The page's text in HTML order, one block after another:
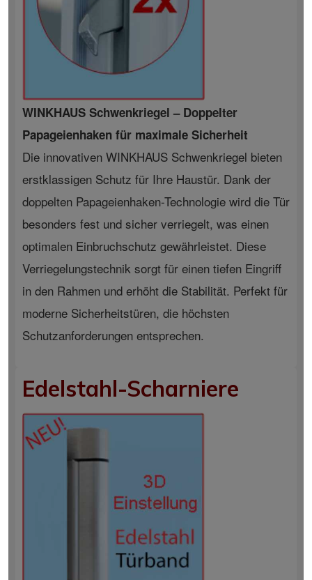
WINKHAUS Schwenkriegel – Doppelter
Papageienhaken für maximale Sicherheit
Die innovativen WINKHAUS Schwenkriegel bieten
erstklassigen Schutz für Ihre Haustür. Dank der
doppelten Papageienhaken-Technologie wird die Tür
besonders fest und sicher verriegelt, was einen
optimalen Einbruchschutz gewährleistet. Diese
Verriegelungstechnik sorgt für einen tiefen Eingriff
in den Rahmen und erhöht die Stabilität. Perfekt für
moderne Sicherheitstüren, die höchsten
Schutzanforderungen entsprechen.
Edelstahl-Scharniere